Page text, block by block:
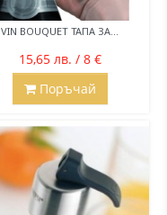
VIN BOUQUET ТАПА ЗА...
15,65 лв. / 8 €
Поръчай